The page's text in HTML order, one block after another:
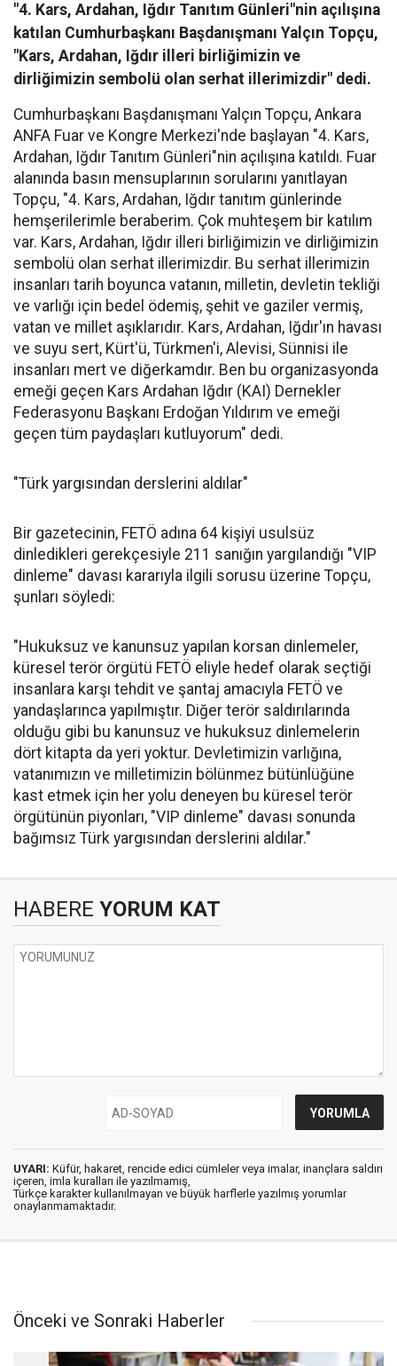
"4. Kars, Ardahan, Iğdır Tanıtım Günleri"nin açılışına
katılan Cumhurbaşkanı Başdanışmanı Yalçın Topçu,
"Kars, Ardahan, Iğdır illeri birliğimizin ve
dirliğimizin sembolü olan serhat illerimizdir" dedi.
Cumhurbaşkanı Başdanışmanı Yalçın Topçu, Ankara
ANFA Fuar ve Kongre Merkezi'nde başlayan "4. Kars,
Ardahan, Iğdır Tanıtım Günleri"nin açılışına katıldı. Fuar
alanında basın mensuplarının sorularını yanıtlayan
Topçu, "4. Kars, Ardahan, Iğdır tanıtım günlerinde
hemşerilerimle beraberim. Çok muhteşem bir katılım
var. Kars, Ardahan, Iğdır illeri birliğimizin ve dirliğimizin
sembolü olan serhat illerimizdir. Bu serhat illerimizin
insanları tarih boyunca vatanın, milletin, devletin tekliği
ve varlığı için bedel ödemiş, şehit ve gaziler vermiş,
vatan ve millet aşıklarıdır. Kars, Ardahan, Iğdır'ın havası
ve suyu sert, Kürt'ü, Türkmen'i, Alevisi, Sünnisi ile
insanları mert ve diğerkamdır. Ben bu organizasyonda
emeği geçen Kars Ardahan Iğdır (KAI) Dernekler
Federasyonu Başkanı Erdoğan Yıldırım ve emeği
geçen tüm paydaşları kutluyorum" dedi.
"Türk yargısından derslerini aldılar"
Bir gazetecinin, FETÖ adına 64 kişiyi usulsüz
dinledikleri gerekçesiyle 211 sanığın yargılandığı "VIP
dinleme" davası kararıyla ilgili sorusu üzerine Topçu,
şunları söyledi:
"Hukuksuz ve kanunsuz yapılan korsan dinlemeler,
küresel terör örgütü FETÖ eliyle hedef olarak seçtiği
insanlara karşı tehdit ve şantaj amacıyla FETÖ ve
yandaşlarınca yapılmıştır. Diğer terör saldırılarında
olduğu gibi bu kanunsuz ve hukuksuz dinlemelerin
dört kitapta da yeri yoktur. Devletimizin varlığına,
vatanımızın ve milletimizin bölünmez bütünlüğüne
kast etmek için her yolu deneyen bu küresel terör
örgütünün piyonları, "VIP dinleme" davası sonunda
bağımsız Türk yargısından derslerini aldılar."
HABERE YORUM KAT
UYARI: Küfür, hakaret, rencide edici cümleler veya imalar, inançlara saldırı
içeren, imla kuralları ile yazılmamış,
Türkçe karakter kullanılmayan ve büyük harflerle yazılmış yorumlar
onaylanmamaktadır.
Önceki ve Sonraki Haberler